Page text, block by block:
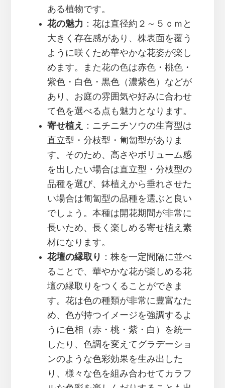
ある植物です。
花の魅力 ：花は直径約２～５ｃｍと
大きく存在感があり、株表面を覆う
ように咲くため華やかな花姿が楽し
めます。また花の色は赤色・桃色・
紫色・白色・黒色（濃紫色）などが
あり、お庭の雰囲気や好みに合わせ
て色を選べる点も魅力となります。
寄せ植え
：ニチニチソウの生育型は
直立型・分枝型・匍匐型がありま
す。そのため、高さやボリューム感
を出したい場合は直立型・分枝型の
品種を選び、鉢植えから垂れさせた
い場合は匍匐型の品種を選ぶと良い
でしょう。本種は開花期間が非常に
長いため、長く楽しめる寄せ植え素
材になります。
花壇の縁取り
：株を一定間隔に並べ
ることで、華やかな花が楽しめる花
壇の縁取りをつくることができま
す。花は色の種類が非常に豊富なた
め、色が持つイメージを強調するよ
うに色相（赤・桃・紫・白）を統一
したり、色調を変えてグラデーショ
ンのような色彩効果を生み出した
り、様々な色を組み合わせてカラフ